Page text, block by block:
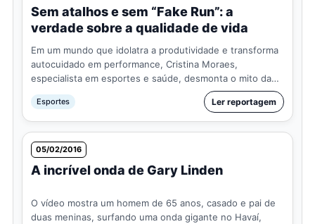
Sem atalhos e sem “Fake Run”: a
verdade sobre a qualidade de vida
Em um mundo que idolatra a produtividade e transforma
autocuidado em performance, Cristina Moraes,
especialista em esportes e saúde, desmonta o mito da
multitarefa, questiona a falsa liberdade digital e expõe
como nosso…
Esportes Ler reportagem
05/02/2016
A incrível onda de Gary Linden
O vídeo mostra um homem de 65 anos, casado e pai de
duas meninas, surfando uma onda gigante no Havaí,